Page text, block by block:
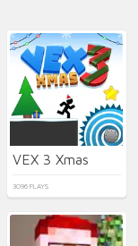
VEX 3 Xmas
3096 PLAYS